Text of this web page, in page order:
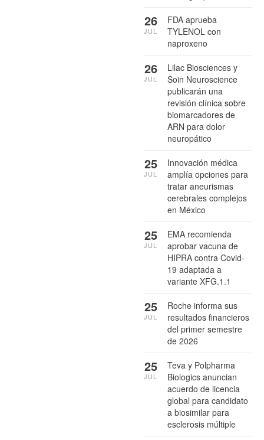
FDA aprueba
TYLENOL con
naproxeno
26
JUL
Lilac Biosciences y
Soin Neuroscience
publicarán una
revisión clínica sobre
biomarcadores de
ARN para dolor
neuropático
26
JUL
Innovación médica
amplía opciones para
tratar aneurismas
cerebrales complejos
en México
25
JUL
EMA recomienda
aprobar vacuna de
HIPRA contra Covid-
19 adaptada a
variante XFG.1.1
25
JUL
Roche informa sus
resultados financieros
del primer semestre
de 2026
25
JUL
Teva y Polpharma
Biologics anuncian
acuerdo de licencia
global para candidato
a biosimilar para
esclerosis múltiple
25
JUL